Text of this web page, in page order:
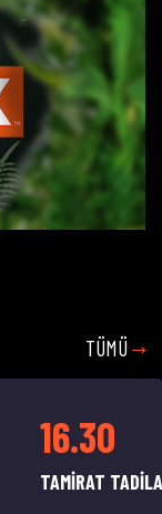
TÜMÜ
16.30
TAMİRAT